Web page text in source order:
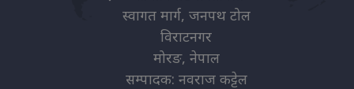
स्वागत मार्ग, जनपथ टोल
विराटनगर
मोरङ, नेपाल
सम्पादक: नवराज कट्टेल